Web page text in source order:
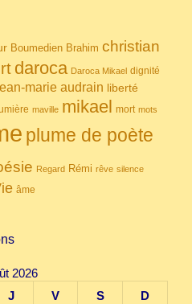
Boumedien Brahim christian
daroca Daroca Mikael dignité
marie audrain liberté
maville mikael mort mots
plume de poète
Regard Rémi rêve silence
âme
2026
J V S D